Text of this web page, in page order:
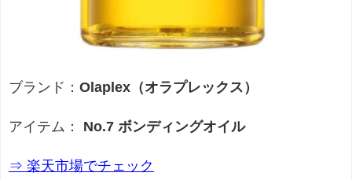
ブランド： Olaplex（オラプレックス）
アイテム： No.7 ボンディングオイル
⇒ 楽天市場でチェック